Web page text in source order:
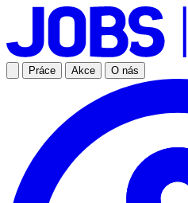
Práce Akce O nás